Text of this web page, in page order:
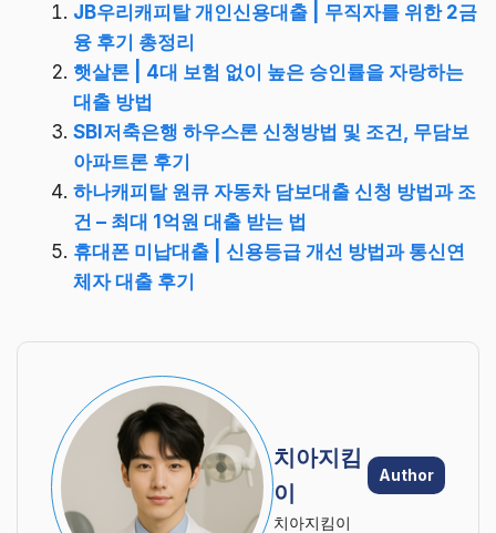
JB우리캐피탈 개인신용대출 | 무직자를 위한 2금
융 후기 총정리
햇살론 | 4대 보험 없이 높은 승인률을 자랑하는
대출 방법
SBI저축은행 하우스론 신청방법 및 조건, 무담보
아파트론 후기
하나캐피탈 원큐 자동차 담보대출 신청 방법과 조
건 – 최대 1억원 대출 받는 법
휴대폰 미납대출 | 신용등급 개선 방법과 통신연
체자 대출 후기
치아지킴
이
Author
치아지킴이